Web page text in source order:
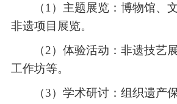
（1） 主题展览：博物馆、
非遗项目展览。
（2） 体验活动：非遗技艺
工作坊等。
（3） 学术研讨：组织遗产